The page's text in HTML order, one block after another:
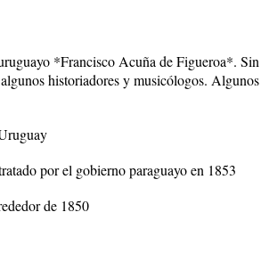
*Francisco Acuña de Figueroa*. Sin
historiadores y musicólogos. Algunos
por el gobierno paraguayo en 1853
de 1850